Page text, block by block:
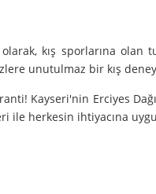
kış sporlarına olan
unutulmaz bir kış
Kayseri'nin Erciyes
ile herkesin ihtiyacına